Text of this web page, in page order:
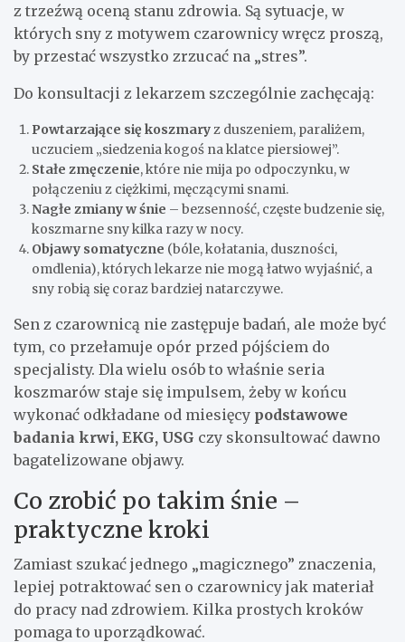
z trzeźwą oceną stanu zdrowia. Są sytuacje, w
których sny z motywem czarownicy wręcz proszą,
by przestać wszystko zrzucać na „stres”.
Do konsultacji z lekarzem szczególnie zachęcają:
Powtarzające się koszmaryz duszeniem, paraliżem,
uczuciem „siedzenia kogoś na klatce piersiowej”.
Stałe zmęczenie, które nie mija po odpoczynku, w
połączeniu z ciężkimi, męczącymi snami.
Nagłe zmiany w śnie – bezsenność, częste budzenie się,
koszmarne sny kilka razy w nocy.
Objawy somatyczne (bóle, kołatania, duszności,
omdlenia), których lekarze nie mogą łatwo wyjaśnić, a
sny robią się coraz bardziej natarczywe.
Sen z czarownicą nie zastępuje badań, ale może być
tym, co przełamuje opór przed pójściem do
specjalisty. Dla wielu osób to właśnie seria
koszmarów staje się impulsem, żeby w końcu
wykonać odkładane od miesięcy podstawowe
badania krwi, EKG, USG czy skonsultować dawno
bagatelizowane objawy.
Co zrobić po takim śnie –
praktyczne kroki
Zamiast szukać jednego „magicznego” znaczenia,
lepiej potraktować sen o czarownicy jak materiał
do pracy nad zdrowiem. Kilka prostych kroków
pomaga to uporządkować.